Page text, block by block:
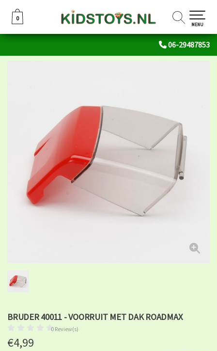
06-29487853
0
0
MENU
BRUDER 40011 - VOORRUIT MET DAK ROADMAX
0 Review(s)
€4,99